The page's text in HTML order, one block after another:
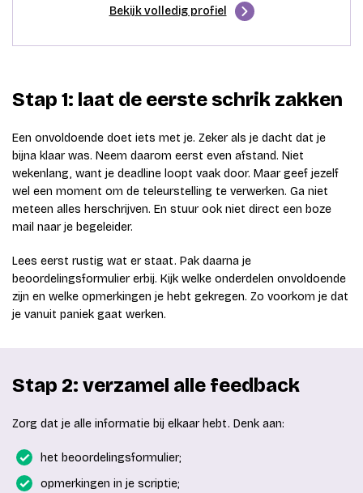
Bekijk volledig profiel
Stap 1: laat de eerste schrik zakken
Een onvoldoende doet iets met je. Zeker als je dacht dat je
bijna klaar was. Neem daarom eerst even afstand. Niet
wekenlang, want je deadline loopt vaak door. Maar geef jezelf
wel een moment om de teleurstelling te verwerken. Ga niet
meteen alles herschrijven. En stuur ook niet direct een boze
mail naar je begeleider.
Lees eerst rustig wat er staat. Pak daarna je
beoordelingsformulier erbij. Kijk welke onderdelen onvoldoende
zijn en welke opmerkingen je hebt gekregen. Zo voorkom je dat
je vanuit paniek gaat werken.
Stap 2: verzamel alle feedback
Zorg dat je alle informatie bij elkaar hebt. Denk aan:
het beoordelingsformulier;
opmerkingen in je scriptie;